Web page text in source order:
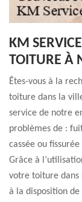
KM
TOITURE À
Êtes-vous à la
toiture dans la
service de notre
problèmes de :
cassée ou
Grâce à
votre toiture dans
à la disposition de